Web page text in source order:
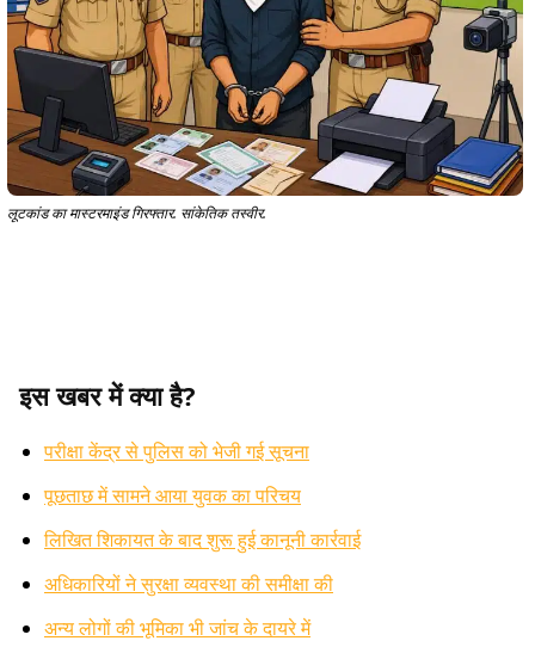
लूटकांड का मास्टरमाइंड गिरफ्तार. सांकेतिक तस्वीर.
इस खबर में क्या है?
परीक्षा केंद्र से पुलिस को भेजी गई सूचना
पूछताछ में सामने आया युवक का परिचय
लिखित शिकायत के बाद शुरू हुई कानूनी कार्रवाई
अधिकारियों ने सुरक्षा व्यवस्था की समीक्षा की
अन्य लोगों की भूमिका भी जांच के दायरे में